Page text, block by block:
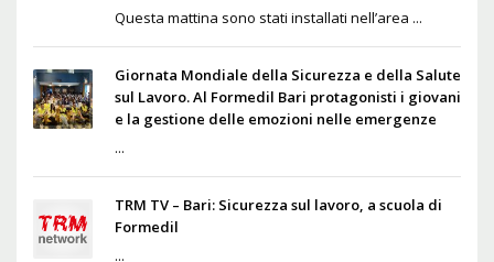
Questa mattina sono stati installati nell’area ...
Giornata Mondiale della Sicurezza e della Salute
sul Lavoro. Al Formedil Bari protagonisti i giovani
e la gestione delle emozioni nelle emergenze
...
TRM TV – Bari: Sicurezza sul lavoro, a scuola di
Formedil
...